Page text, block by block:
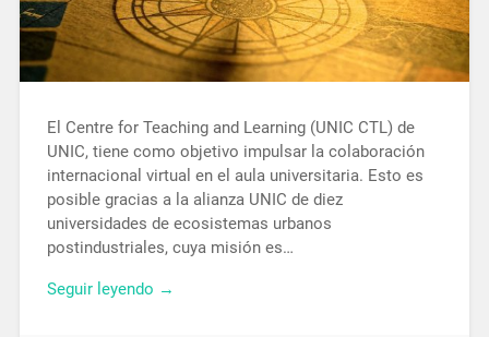
El Centre for Teaching and Learning (UNIC CTL) de
UNIC, tiene como objetivo impulsar la colaboración
internacional virtual en el aula universitaria. Esto es
posible gracias a la alianza UNIC de diez
universidades de ecosistemas urbanos
postindustriales, cuya misión es…
Seguir leyendo →